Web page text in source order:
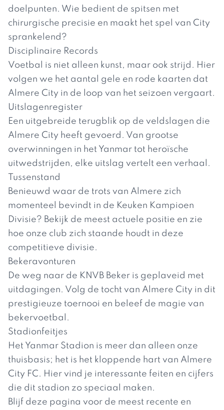
doelpunten. Wie bedient de spitsen met
chirurgische precisie en maakt het spel van City
sprankelend?
Disciplinaire Records
Voetbal is niet alleen kunst, maar ook strijd. Hier
volgen we het aantal gele en rode kaarten dat
Almere City in de loop van het seizoen vergaart.
Uitslagenregister
Een uitgebreide terugblik op de veldslagen die
Almere City heeft gevoerd. Van grootse
overwinningen in het Yanmar tot heroïsche
uitwedstrijden, elke uitslag vertelt een verhaal.
Tussenstand
Benieuwd waar de trots van Almere zich
momenteel bevindt in de Keuken Kampioen
Divisie? Bekijk de meest actuele positie en zie
hoe onze club zich staande houdt in deze
competitieve divisie.
Bekeravonturen
De weg naar de KNVB Beker is geplaveid met
uitdagingen. Volg de tocht van Almere City in dit
prestigieuze toernooi en beleef de magie van
bekervoetbal.
Stadionfeitjes
Het Yanmar Stadion is meer dan alleen onze
thuisbasis; het is het kloppende hart van Almere
City FC. Hier vind je interessante feiten en cijfers
die dit stadion zo speciaal maken.
Blijf deze pagina voor de meest recente en